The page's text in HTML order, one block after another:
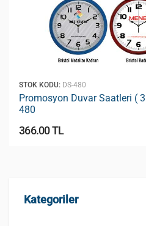
Kategoriler
STOK KODU: DS-480
Promosyon Duvar Saatleri (
480
366.00 TL